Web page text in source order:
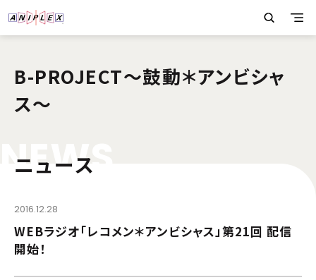
B-PROJECT～鼓動＊アンビシャ
ス～
NEWS
ニュース
2016.12.28
WEBラジオ「レコメン＊アンビシャス」第21回 配信
開始！